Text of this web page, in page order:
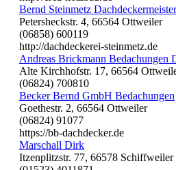
Bernd Steinmetz
Petersheckstr. 4, 66564 Ottweiler
(06858) 600119
http://dachdeckerei-steinmetz.de
Andreas Brickmann Bedachungen
Alte Kirchhofstr. 17, 66564
(06824) 700810
Becker Bernd GmbH Bedachungen
Goethestr. 2, 66564 Ottweiler
(06824) 91077
https://bb-dachdecker.de
Marschall Dirk
Itzenplitzstr. 77, 66578 Schiffweiler